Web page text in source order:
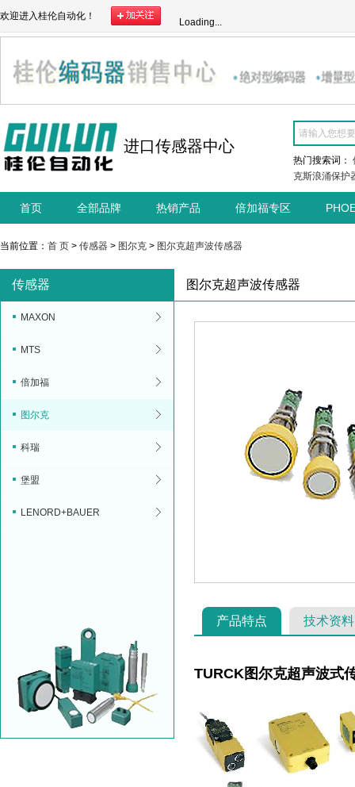
欢迎进入桂伦自动化！
Loading...
进口传感器中心
热门搜索词：
克斯浪涌保护
首页 全部品牌 热销产品 倍加福专区
当前位置： 首 页 > 传感器 > 图尔克 > 图尔克超声波传感器
传感器
MAXON
MTS
倍加福
图尔克
科瑞
堡盟
LENORD+BAUER
图尔克超声波传感器
产品特点 技术资料
TURCK图尔克超声波式